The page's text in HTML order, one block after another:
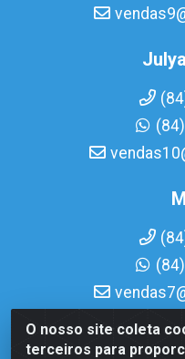
O nosso site coleta
terceiros para
Casa Norte LTDA - Av.